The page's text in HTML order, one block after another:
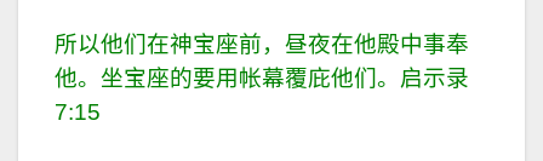
所以他们在神宝座前，昼夜在他殿中事奉
他。坐宝座的要用帐幕覆庇他们。启示录
7:15